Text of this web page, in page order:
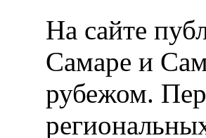
На сайте
Самаре и
рубежом.